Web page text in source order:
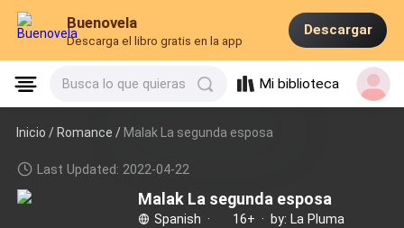
Buenovela
Descarga el libro gratis en la app
Descargar
Busca lo que quieras Mi biblioteca
Inicio /Romance / Malak La segunda esposa
Last Updated: 2022-04-22
Malak La segunda esposa
Spanish · 16+ · by: La Pluma